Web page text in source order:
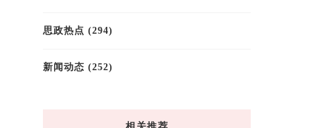
思政热点 (294)
新闻动态 (252)